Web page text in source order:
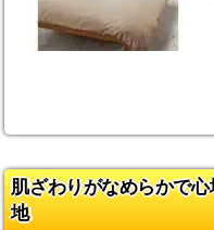
肌ざわりがなめらかで
地